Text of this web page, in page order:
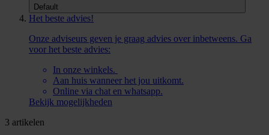
Default
Het beste advies!
Onze adviseurs geven je graag advies over inbetweens. Ga
voor het beste advies:
In onze winkels.
Aan huis wanneer het jou uitkomt.
Online via chat en whatsapp.
Bekijk mogelijkheden
3 artikelen